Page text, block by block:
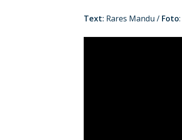
Text: Rares Mandu / Foto: